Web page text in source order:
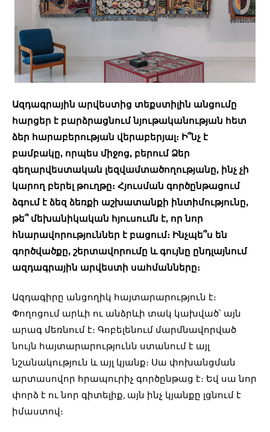
Ազդագրային արվեստից տեքստիլին անցումը
հարցեր է բարձրացնում նյութականության հետ
ձեր հարաբերության վերաբերյալ։ Ի՞նչ է
բամբակը, որպես միջոց, բերում Ձեր
գեղարվեստական լեզվամտածողությանը, ինչ չի
կարող բերել թուղթը։ Հյուսման գործընթացում
ձգում է ձեզ ձեռքի աշխատանքի ինտիմությունը,
թե՞ մեխանիկական հյուսումն է, որ նոր
հնարավորություններ է բացում։ Ինչպե՞ս են
գործվածքը, շերտավորումը և գույնը ընդլայնում
ազդագրային արվեստի սահմանները։
Ազդագիրը անցողիկ հայտարարություն է։
Փողոցում արևի ու անձրևի տակ կախված՝ այն
արագ մեռնում է։ Գոբելենում մարմնավորված
նույն հայտարարությունն ստանում է այլ
նշանակություն և այլ կյանք։ Սա փոխանցման
արտասովոր հրապուրիչ գործընթաց է։ Եվ սա նոր
փորձ է ու նոր գիտելիք, այն ինչ կյանքը լցնում է
իմաստով։